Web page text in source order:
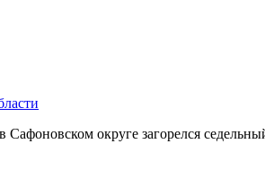
Сафоновском округе загорелся